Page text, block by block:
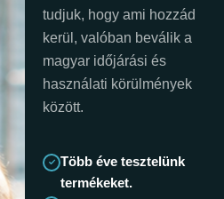
tudjuk, hogy ami hozzád
kerül, valóban beválik a
magyar időjárási és
használati körülmények
között.
Több éve tesztelünk
termékeket.